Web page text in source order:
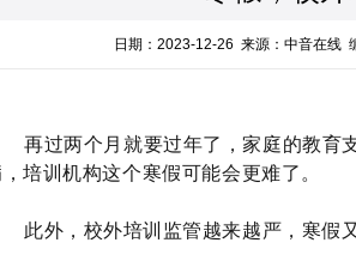
日期：2023-12-26 来源：中音在线
再过两个月就要过年了，家庭的教育
，培训机构这个寒假可能会更难了。
此外，校外培训监管越来越严，寒假